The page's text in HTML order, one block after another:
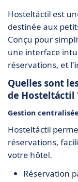
Hosteltáctil est
destinée aux
Conçu pour
une interface
réservations, et
Quelles sont
de Hosteltáctil
Gestion
Hosteltáctil
réservations,
votre hôtel.
Réservation